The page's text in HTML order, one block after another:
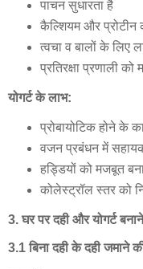
पाचन सुधारता है
कैल्शियम और प्रोटीन
त्वचा व बालों के लिए
प्रतिरक्षा प्रणाली को
योगर्ट के लाभ:
प्रोबायोटिक होने के
वजन प्रबंधन में
हड्डियों को मजबूत
कोलेस्ट्रॉल स्तर को
3.घर पर दही और योगर्ट बनाने
3.1बिना दही के दही जमाने